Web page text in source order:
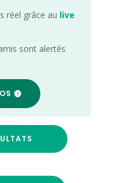
réel grâce au live
sont alertés